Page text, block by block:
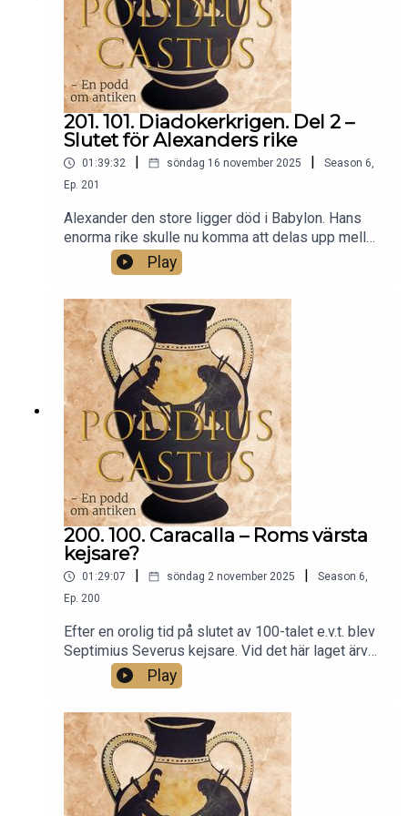
201. 101. Diadokerkrigen. Del 2 –
Slutet för Alexanders rike
01:39:32 | söndag 16 november 2025 | Season 6,
Ep. 201
Alexander den store ligger död i Babylon. Hans
enorma rike skulle nu komma att delas upp mellan
hans generaler, i ett försök att hålla ihop det för
kommande generationer. Inom kort visar det sig
dock att vissa generaler vill mer än så. Maktens
intriger utvecklas till fullskaliga krig som under en
period av nästan 20 år skulle komma att
omintetgöra drömmen om ett enat rike.I denna
andra del av diadokerkrigen tittar vi närmare på de
två sista krigen mellan Alexanders efterträdare,
med en djupdykning i det epokavgörande slaget
vid Ipsos.
Play
200. 100. Caracalla – Roms värsta
kejsare?
01:29:07 | söndag 2 november 2025 | Season 6,
Ep. 200
Efter en orolig tid på slutet av 100-talet e.v.t. blev
Septimius Severus kejsare. Vid det här laget ärver
man kejsartiteln och han hade två söner som
arvtagare. En av sönerna skulle komma att mörda
sin bror och ta makten själv.Det här avsnittet
handlar om en av det romerska rikets mest
kontroversiella kejsare, Caracalla. Marcus
Aurelius Antoninus, bättre känd som Caracalla,
regerade i Rom mellan åren 211 och 217 e.v.t.
Idag är han mest känd för två saker: Det magnifika
Play